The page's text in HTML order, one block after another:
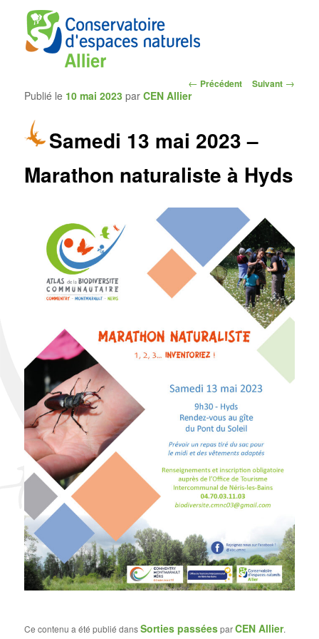
CEN Allier
Navigation
des
← Précédent Suivant →
Samedi 13 mai 2023 –
Marathon naturaliste à Hyds
Publié le 10 mai 2023 parCEN Allier
Ce contenu a été publié dansSorties passéesparCEN Allier.